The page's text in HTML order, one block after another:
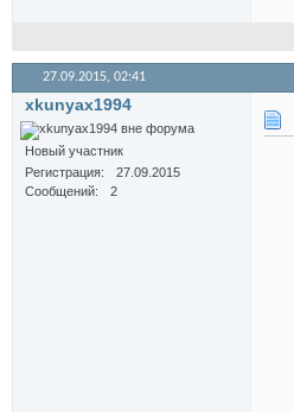
27.09.2015, 02:41
xkunyax1994
Новый участник
Регистрация
27.09.2015
Сообщений
2